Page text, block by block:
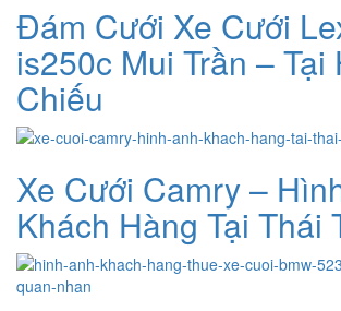
Đám Cưới Xe Cưới
is250c Mui Trần – Tại
Chiếu
Xe Cưới Camry –
Khách Hàng Tại Thái